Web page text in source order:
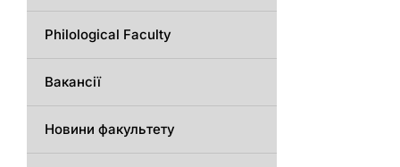
Philological Faculty
Вакансії
Новини факультету